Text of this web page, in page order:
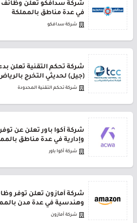
شركة سدافكو تعلن وظائف
في عدة مناطق بالمملكة
شركة سدافكو
شركة تحكم التقنية تعلن
(جيل) لحديثي التخرج
شركة تحكم التقنية المحدودة
شركة أكوا باور تعلن عن
وإدارية في عدة مناطق
شركة أكوا باور
شركة أمازون تعلن توفر
وهندسية في عدة مدن
شركة أمازون